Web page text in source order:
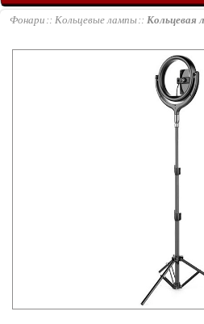
Фонари Кольцевые лампы Кольцевая